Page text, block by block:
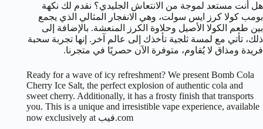
هل أنت مستعد لموجة من الانتعاش الجليدي؟ نقدم لك نكهة
بومب كولا كرز ايس سولت، وهي الانفجار المثالي الذي يجمع
بين طعم الكولا الأصيل وحلاوة الكرز المنعشة. بالإضافة إلى
ذلك، تأتي مع لمسة ثلجية تأخذك إلى عالم آخر. إنها تجربة سحبة
فريدة ومذاق لا يُقاوم، متوفرة الآن حصريًا في متجرنا.
Ready for a wave of icy refreshment? We present Bomb Cola
Cherry Ice Salt, the perfect explosion of authentic cola and
sweet cherry. Additionally, it has a frosty finish that transports
you. This is a unique and irresistible vape experience, available
now exclusively at فيب.com